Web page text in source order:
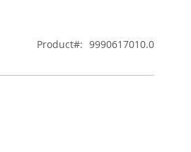
Product 9990617010.0